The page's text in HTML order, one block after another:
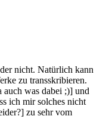
nicht. Natürlich kann
zu transskribieren.
auch was dabei ;)] und
ich mir solches nicht
zu sehr vom